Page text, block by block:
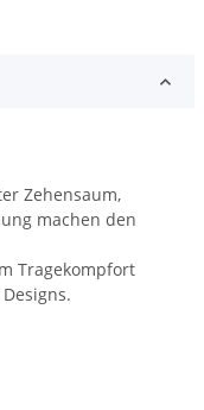
Zehensaum,
machen den
Tragekompfort